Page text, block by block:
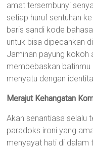
amat tersembunyi
setiap huruf sentuhan
baris sandi kode
untuk bisa dipecahkan
Jaminan payung kokoh
membebaskan batinmu
menyatu dengan
Merajut Kehangatan
Akan senantiasa selalu
paradoks ironi yang
menyayat hati di dalam